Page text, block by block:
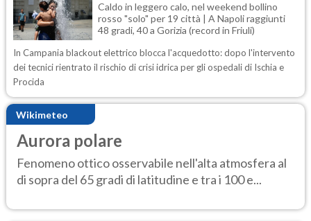
Caldo in leggero calo, nel weekend bollino
rosso "solo" per 19 città | A Napoli raggiunti
48 gradi, 40 a Gorizia (record in Friuli)
In Campania blackout elettrico blocca l'acquedotto: dopo l'intervento
dei tecnici rientrato il rischio di crisi idrica per gli ospedali di Ischia e
Procida
Wikimeteo
Aurora polare
Fenomeno ottico osservabile nell'alta atmosfera al
di sopra del 65 gradi di latitudine e tra i 100 e...